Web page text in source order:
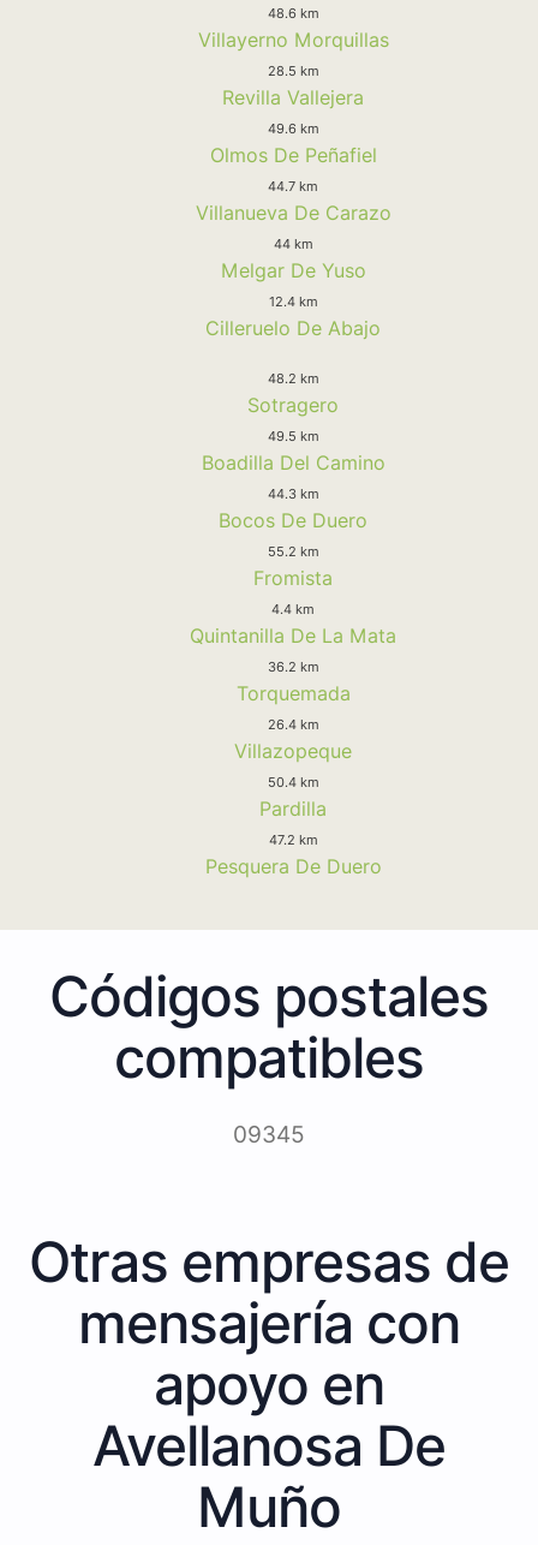
48.6 km
Villayerno Morquillas
28.5 km
Revilla Vallejera
49.6 km
Olmos De Peñafiel
44.7 km
Villanueva De Carazo
44 km
Melgar De Yuso
12.4 km
Cilleruelo De Abajo
48.2 km
Sotragero
49.5 km
Boadilla Del Camino
44.3 km
Bocos De Duero
55.2 km
Fromista
4.4 km
Quintanilla De La Mata
36.2 km
Torquemada
26.4 km
Villazopeque
50.4 km
Pardilla
47.2 km
Pesquera De Duero
Códigos postales
compatibles
09345
Otras empresas de
mensajería con
apoyo en
Avellanosa De
Muño